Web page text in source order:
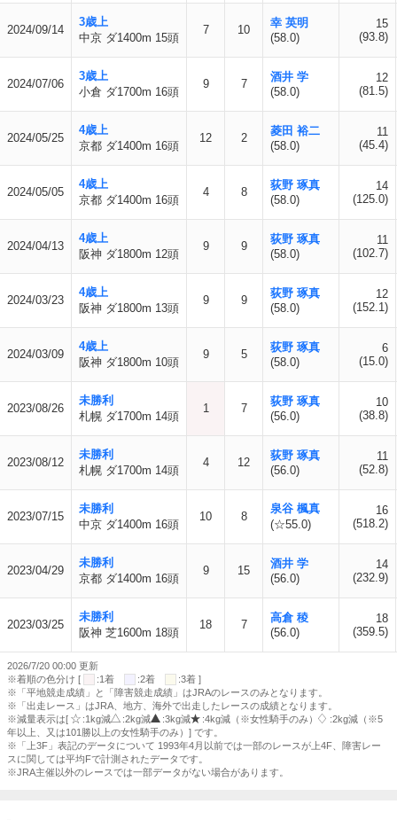
2024/09/14
3歳上
中京 ダ1400m 15頭
7 10
幸 英明
(58.0)
15
(93.8)
2024/07/06
3歳上
小倉 ダ1700m 16頭
9 7
酒井 学
(58.0)
12
(81.5)
2024/05/25
4歳上
京都 ダ1400m 16頭
12 2
菱田 裕二
(58.0)
11
(45.4)
2024/05/05
4歳上
京都 ダ1400m 16頭
4 8
荻野 琢真
(58.0)
14
(125.0)
2024/04/13
4歳上
阪神 ダ1800m 12頭
9 9
荻野 琢真
(58.0)
11
(102.7)
2024/03/23
4歳上
阪神 ダ1800m 13頭
9 9
荻野 琢真
(58.0)
12
(152.1)
2024/03/09
4歳上
阪神 ダ1800m 10頭
9 5
荻野 琢真
(58.0)
6
(15.0)
2023/08/26
未勝利
札幌 ダ1700m 14頭
1 7
荻野 琢真
(56.0)
10
(38.8)
2023/08/12
未勝利
札幌 ダ1700m 14頭
4 12
荻野 琢真
(56.0)
11
(52.8)
2023/07/15
未勝利
中京 ダ1400m 16頭
10 8
泉谷 楓真
(☆55.0)
16
(518.2)
2023/04/29
未勝利
京都 ダ1400m 16頭
9 15
酒井 学
(56.0)
14
(232.9)
2023/03/25
未勝利
阪神 芝1600m 18頭
18 7
高倉 稜
(56.0)
18
(359.5)
2026/7/20 00:00 更新
※着順の色分け [
:1着 :2着
:3着 ]
※「平地競走成績」と「障害競走成績」はJRAのレースのみとなります。
※「出走レース」はJRA、地方、海外で出走したレースの成績となります。
※減量表示は[
:1kg減 :2kg減 :3kg減 :4kg減（※女性騎手のみ）
:2kg減（※5
年以上、又は101勝以上の女性騎手のみ）] です。
※「上3F」表記のデータについて 1993年4月以前では一部のレースが上4F、障害レー
スに関しては平均Fで計測されたデータです。
※JRA主催以外のレースでは一部データがない場合があります。